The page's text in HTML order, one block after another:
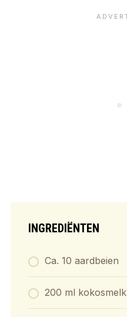
INGREDIËNTEN
Ca. 10 aardbeien
200 ml kokosmelk